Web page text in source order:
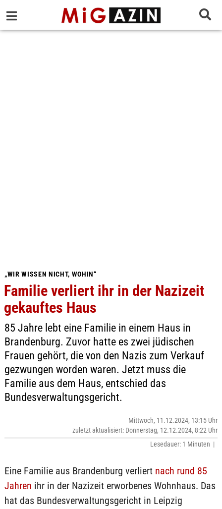
„WIR WISSEN NICHT, WOHIN“
Familie verliert ihr in der Nazizeit
gekauftes Haus
85 Jahre lebt eine Familie in einem Haus in
Brandenburg. Zuvor hatte es zwei jüdischen
Frauen gehört, die von den Nazis zum Verkauf
gezwungen worden waren. Jetzt muss die
Familie aus dem Haus, entschied das
Bundesverwaltungsgericht.
Mittwoch, 11.12.2024, 13:15 Uhr
zuletzt aktualisiert: Donnerstag, 12.12.2024, 8:22 Uhr
Lesedauer: 1 Minuten |
Eine Familie aus Brandenburg verliert nach rund 85
Jahren ihr in der Nazizeit erworbenes Wohnhaus. Das
hat das Bundesverwaltungsgericht in Leipzig